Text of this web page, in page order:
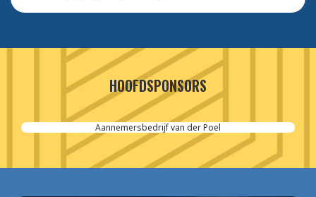
HOOFDSPONSORS
Aannemersbedrijf van der Poel